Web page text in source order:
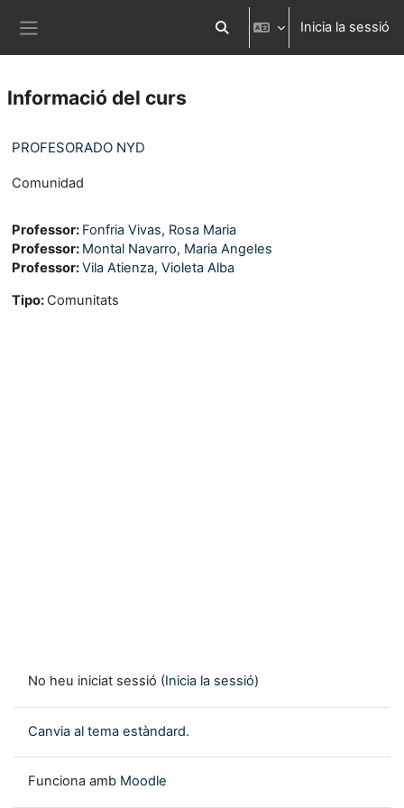
Commuta l'entrada de la cerca
Inicia la sessió
Informació del curs
PROFESORADO NYD
Comunidad
Professor: Fonfria Vivas, Rosa Maria
Professor: Montal Navarro, Maria Angeles
Professor:Vila Atienza, Violeta Alba
Tipo: Comunitats
No heu iniciat sessió (Inicia la sessió)
Canvia al tema estàndard.
Funciona amb Moodle